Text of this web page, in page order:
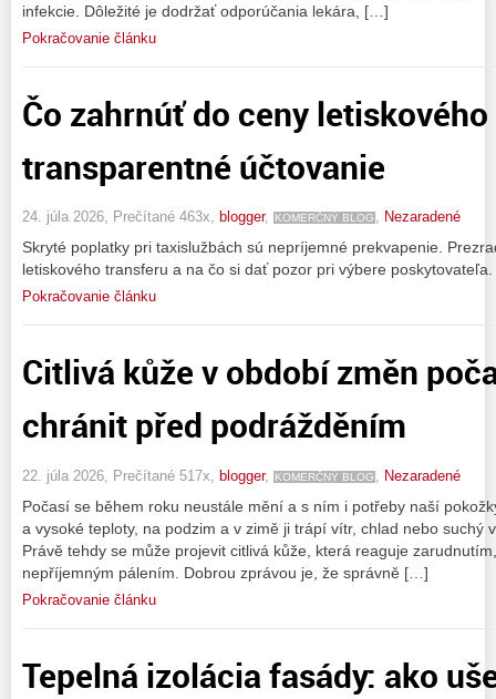
infekcie. Dôležité je dodržať odporúčania lekára, […]
Pokračovanie článku
Čo zahrnúť do ceny
transparentné účtovanie
24. júla 2026, Prečítané 463x, blogger, KOMERČNÝ BLOG , Nezaradené
Skryté poplatky pri taxislužbách sú nepríjemné prekvapenie.
letiskového transferu a na čo si dať pozor pri výbere poskytovateľa.
Pokračovanie článku
Citlivá kůže v období změn
chránit před podrážděním
22. júla 2026, Prečítané 517x, blogger, KOMERČNÝ BLOG Nezaradené
Počasí se během roku neustále mění a s ním i potřeby naší
a vysoké teploty, na podzim a v zimě ji trápí vítr, chlad nebo suchý
Právě tehdy se může projevit citlivá kůže, která reaguje
nepříjemným pálením. Dobrou zprávou je, že správně […]
Pokračovanie článku
Tepelná izolácia fasády: ako